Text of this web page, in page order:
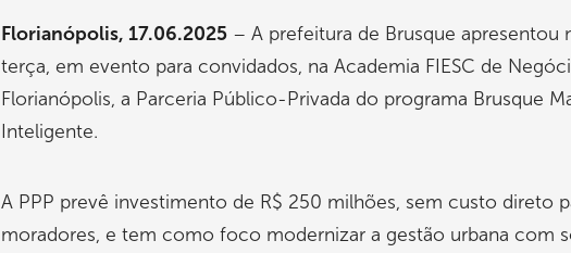
Florianópolis, 17.06.2025 – A prefeitura de Brusque apresentou
terça, em evento para convidados, na Academia FIESC de
Florianópolis, a Parceria Público-Privada do programa Brusque
Inteligente.
A PPP prevê investimento de R$ 250 milhões, sem custo direto
moradores, e tem como foco modernizar a gestão urbana com